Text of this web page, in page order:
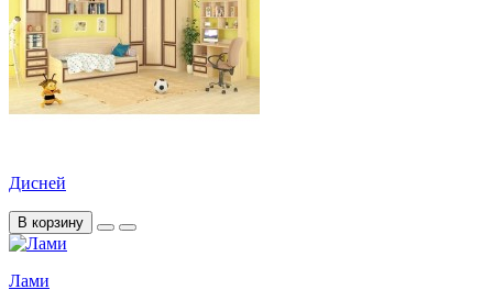
Дисней
В корзину
Лами